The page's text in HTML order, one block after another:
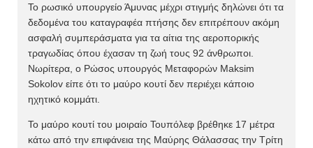
Το ρωσικό υπουργείο Άμυνας μέχρι στιγμής δηλώνει ότι τα
δεδομένα του καταγραφέα πτήσης δεν επιτρέπουν ακόμη
ασφαλή συμπεράσματα για τα αίτια της αεροπορικής
τραγωδίας όπου έχασαν τη ζωή τους 92 άνθρωποι.
Νωρίτερα, ο Ρώσος υπουργός Μεταφορών Maksim
Sokolov είπε ότι το μαύρο κουτί δεν περιέχει κάποιο
ηχητικό κομμάτι.
Το μαύρο κουτί του μοιραίο Τουπόλεφ βρέθηκε 17 μέτρα
κάτω από την επιφάνεια της Μαύρης Θάλασσας την Τρίτη